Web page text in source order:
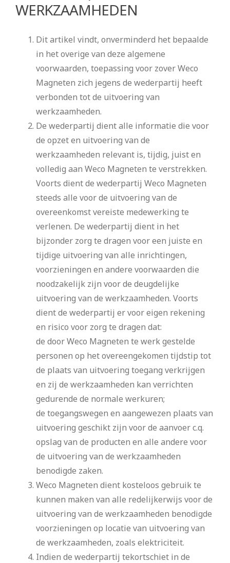
WERKZAAMHEDEN
Dit artikel vindt, onverminderd het bepaalde
in het overige van deze algemene
voorwaarden, toepassing voor zover Weco
Magneten zich jegens de wederpartij heeft
verbonden tot de uitvoering van
werkzaamheden.
De wederpartij dient alle informatie die voor
de opzet en uitvoering van de
werkzaamheden relevant is, tijdig, juist en
volledig aan Weco Magneten te verstrekken.
Voorts dient de wederpartij Weco Magneten
steeds alle voor de uitvoering van de
overeenkomst vereiste medewerking te
verlenen. De wederpartij dient in het
bijzonder zorg te dragen voor een juiste en
tijdige uitvoering van alle inrichtingen,
voorzieningen en andere voorwaarden die
noodzakelijk zijn voor de deugdelijke
uitvoering van de werkzaamheden. Voorts
dient de wederpartij er voor eigen rekening
en risico voor zorg te dragen dat:
de door Weco Magneten te werk gestelde
personen op het overeengekomen tijdstip tot
de plaats van uitvoering toegang verkrijgen
en zij de werkzaamheden kan verrichten
gedurende de normale werkuren;
de toegangswegen en aangewezen plaats van
uitvoering geschikt zijn voor de aanvoer c.q.
opslag van de producten en alle andere voor
de uitvoering van de werkzaamheden
benodigde zaken.
Weco Magneten dient kosteloos gebruik te
kunnen maken van alle redelijkerwijs voor de
uitvoering van de werkzaamheden benodigde
voorzieningen op locatie van uitvoering van
de werkzaamheden, zoals elektriciteit.
Indien de wederpartij tekortschiet in de